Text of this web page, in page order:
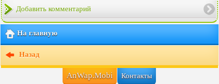
Добавить комментарий
На главную
Назад
AnWap.Mobi Контакты